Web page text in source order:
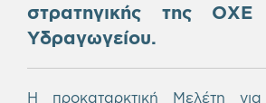
στρατηγικής της ΟΧΕ
Υδραγωγείου.
Η προκαταρκτική Μελέτη